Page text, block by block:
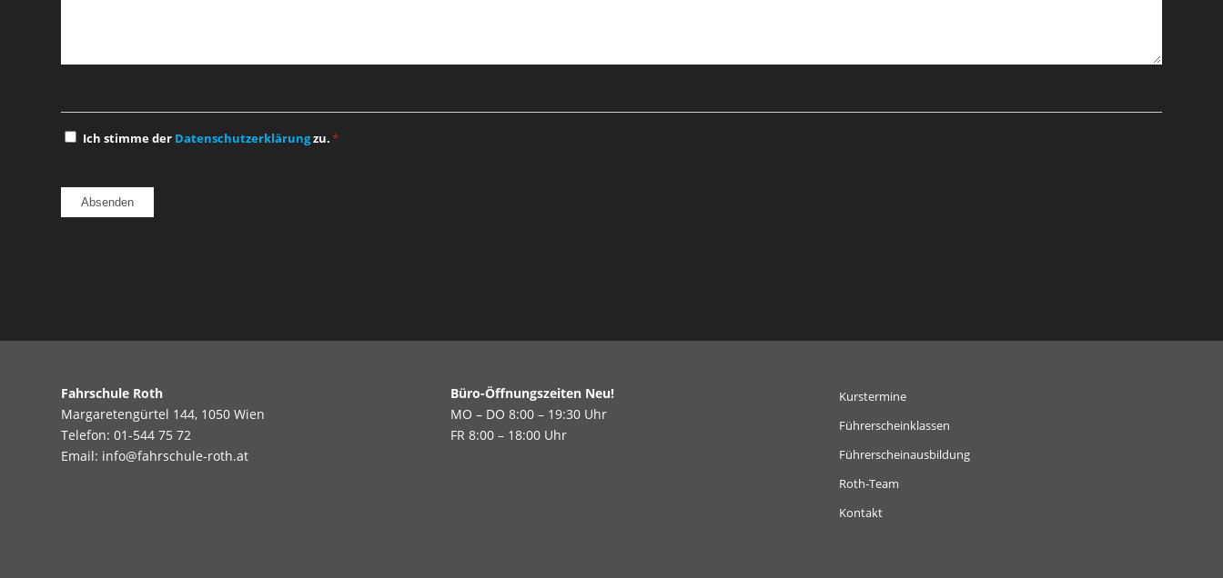
Einwilligung
Ich stimme der Datenschutzerklärungzu.*
Fahrschule Roth
Margaretengürtel 144, 1050 Wien
Telefon: 01-544 75 72
Email: info@fahrschule-roth.at
Büro-Öffnungszeiten Neu!
MO – DO 8:00 – 19:30 Uhr
FR 8:00 – 18:00 Uhr
Kurstermine
Führerscheinklassen
Führerscheinausbildung
Roth-Team
Kontakt